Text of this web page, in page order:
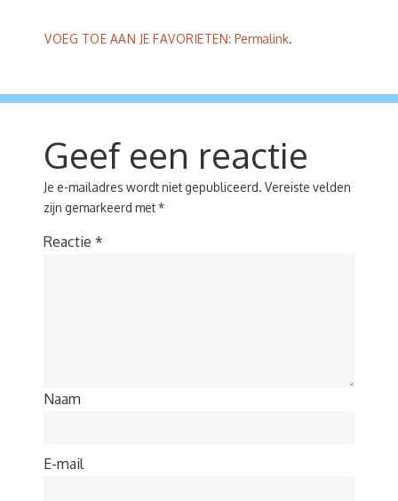
VOEG TOE AAN JE FAVORIETEN: Permalink.
Geef een reactie
Je e-mailadres wordt niet gepubliceerd. Vereiste velden
zijn gemarkeerd met*
Reactie *
Naam
E-mail